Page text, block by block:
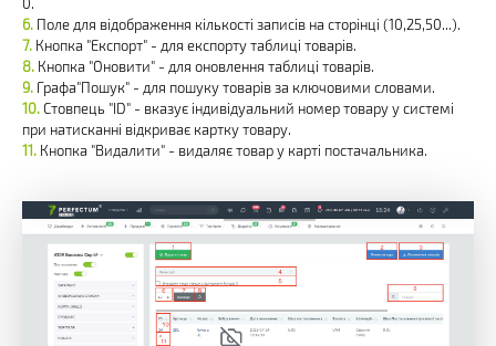
Поле для відображення кількості записів на сторінці (10,25,50...).
Кнопка "Експорт" - для експорту таблиці товарів.
Кнопка "Оновити" - для оновлення таблиці товарів.
Графа"Пошук" - для пошуку товарів за ключовими словами.
Стовпець "ID" - вказує індивідуальний номер товару у системі
при натисканні відкриває картку товару.
Кнопка "Видалити" - видаляє товар у карті постачальника.